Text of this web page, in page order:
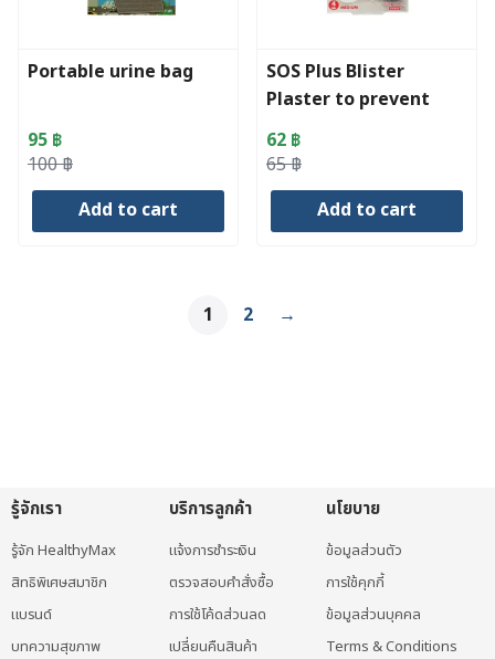
Portable urine bag
100฿
Original
price
95 ฿
Current
price
Add to cart
SOS Plus Blister
Plaster to prevent
shoe bites
65฿
Original
price
62 ฿
Current
price
Add to cart
1 2 →
รู้จักเรา
รู้จัก HealthyMax
สิทธิพิเศษสมาชิก
แบรนด์
บทความสุขภาพ
บริการลูกค้า
แจ้งการชำระเงิน
ตรวจสอบคำสั่งซื้อ
การใช้โค้ดส่วนลด
เปลี่ยนคืนสินค้า
นโยบาย
ข้อมูลส่วนตัว
การใช้คุกกี้
ข้อมูลส่วนบุคคล
Terms & Conditions